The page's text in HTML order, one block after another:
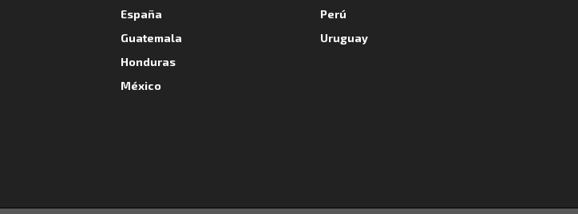
España
Guatemala
Honduras
México
Perú
Uruguay